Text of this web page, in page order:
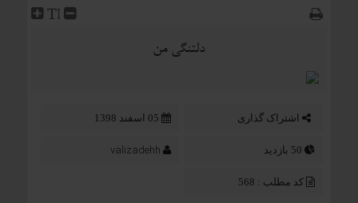
دلتنگی من
اشتراک گذاری 05 اسفند 1398
valizadehh
کد مطلب : 568